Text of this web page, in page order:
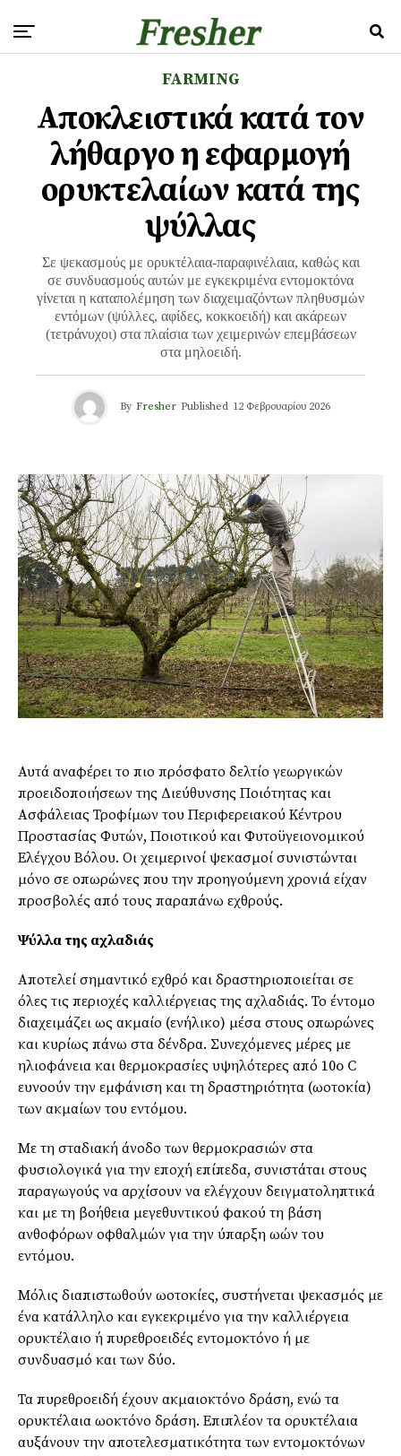
FARMING
Αποκλειστικά κατά τον
λήθαργο η εφαρμογή
ορυκτελαίων κατά της
ψύλλας
Σε ψεκασμούς με ορυκτέλαια-παραφινέλαια, καθώς και
σε συνδυασμούς αυτών με εγκεκριμένα εντομοκτόνα
γίνεται η καταπολέμηση των διαχειμαζόντων πληθυσμών
εντόμων (ψύλλες, αφίδες, κοκκοειδή) και ακάρεων
(τετράνυχοι) στα πλαίσια των χειμερινών επεμβάσεων
στα μηλοειδή.
By Fresher Published 12 Φεβρουαρίου 2026
Αυτά αναφέρει το πιο πρόσφατο δελτίο γεωργικών
προειδοποιήσεων της Διεύθυνσης Ποιότητας και
Ασφάλειας Τροφίμων του Περιφερειακού Κέντρου
Προστασίας Φυτών, Ποιοτικού και Φυτοϋγειονομικού
Ελέγχου Βόλου. Οι χειμερινοί ψεκασμοί συνιστώνται
μόνο σε οπωρώνες που την προηγούμενη χρονιά είχαν
προσβολές από τους παραπάνω εχθρούς.
Ψύλλα της αχλαδιάς
Αποτελεί σημαντικό εχθρό και δραστηριοποιείται σε
όλες τις περιοχές καλλιέργειας της αχλαδιάς. Το έντομο
διαχειμάζει ως ακμαίο (ενήλικο) μέσα στους οπωρώνες
και κυρίως πάνω στα δένδρα. Συνεχόμενες μέρες με
ηλιοφάνεια και θερμοκρασίες υψηλότερες από 10o C
ευνοούν την εμφάνιση και τη δραστηριότητα (ωοτοκία)
των ακμαίων του εντόμου.
Με τη σταδιακή άνοδο των θερμοκρασιών στα
φυσιολογικά για την εποχή επίπεδα, συνιστάται στους
παραγωγούς να αρχίσουν να ελέγχουν δειγματοληπτικά
και με τη βοήθεια μεγεθυντικού φακού τη βάση
ανθοφόρων οφθαλμών για την ύπαρξη ωών του
εντόμου.
Μόλις διαπιστωθούν ωοτοκίες, συστήνεται ψεκασμός με
ένα κατάλληλο και εγκεκριμένο για την καλλιέργεια
ορυκτέλαιο ή πυρεθροειδές εντομοκτόνο ή με
συνδυασμό και των δύο.
Τα πυρεθροειδή έχουν ακμαιοκτόνο δράση, ενώ τα
ορυκτέλαια ωοκτόνο δράση. Επιπλέον τα ορυκτέλαια
αυξάνουν την αποτελεσματικότητα των εντομοκτόνων